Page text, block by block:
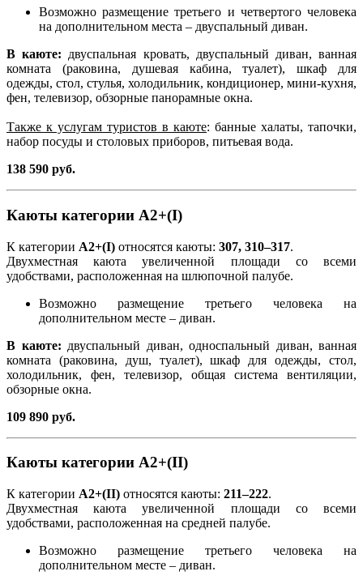
Возможно размещение третьего и четвертого человека
на дополнительном места – двуспальный диван.
В каюте: двуспальная кровать, двуспальный диван, ванная
комната (раковина, душевая кабина, туалет), шкаф для
одежды, стол, стулья, холодильник, кондиционер, мини-кухня,
фен, телевизор, обзорные панорамные окна.
Также к услугам туристов в каюте: банные халаты, тапочки,
набор посуды и столовых приборов, питьевая вода.
138 590 руб.
Каюты категории А2+(I)
К категории А2+(I) относятся каюты: 307, 310–317.
Двухместная каюта увеличенной площади со всеми
удобствами, расположенная на шлюпочной палубе.
Возможно размещение третьего человека на
дополнительном месте – диван.
В каюте: двуспальный диван, односпальный диван, ванная
комната (раковина, душ, туалет), шкаф для одежды, стол,
холодильник, фен, телевизор, общая система вентиляции,
обзорные окна.
109 890 руб.
Каюты категории А2+(II)
К категории А2+(II) относятся каюты: 211–222.
Двухместная каюта увеличенной площади со всеми
удобствами, расположенная на средней палубе.
Возможно размещение третьего человека на
дополнительном месте – диван.